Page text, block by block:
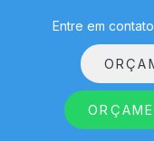
Entre em